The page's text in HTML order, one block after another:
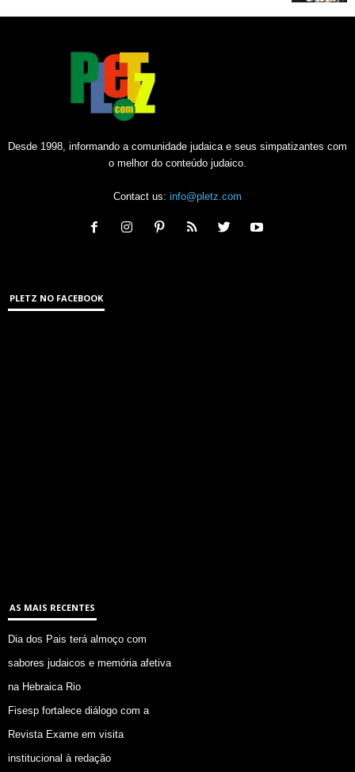
Desde 1998, informando a comunidade judaica e seus simpatizantes com
o melhor do conteúdo judaico.
Contact us: info@pletz.com
PLETZ NO FACEBOOK
AS MAIS RECENTES
Dia dos Pais terá almoço com
sabores judaicos e memória afetiva
na Hebraica Rio
Fisesp fortalece diálogo com a
Revista Exame em visita
institucional à redação